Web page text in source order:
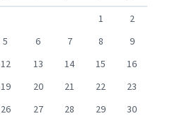
1
2
5 6 7 8
9
12 13 14 15
16
19 20 21 22
23
26 27 28 29
30